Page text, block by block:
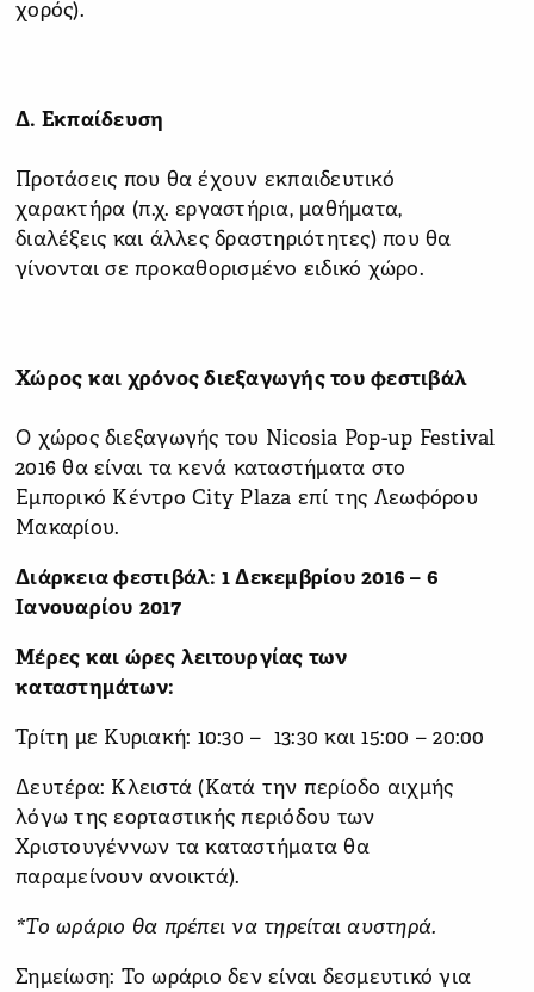
χορός).
Δ. Εκπαίδευση
Προτάσεις που θα έχουν εκπαιδευτικό
χαρακτήρα (π.χ. εργαστήρια, μαθήματα,
διαλέξεις και άλλες δραστηριότητες) που θα
γίνονται σε προκαθορισμένο ειδικό χώρο.
Χώρος και χρόνος διεξαγωγής του φεστιβάλ
Ο χώρος διεξαγωγής του Nicosia Pop-up Festival
2016 θα είναι τα κενά καταστήματα στο
Εμπορικό Κέντρο City Plaza επί της Λεωφόρου
Μακαρίου.
Διάρκεια φεστιβάλ: 1 Δεκεμβρίου 2016 – 6
Ιανουαρίου 2017
Μέρες και ώρες λειτουργίας των
καταστημάτων:
Τρίτη με Κυριακή: 10:30 – 13:30 και 15:00 – 20:00
Δευτέρα: Κλειστά (Κατά την περίοδο αιχμής
λόγω της εορταστικής περιόδου των
Χριστουγέννων τα καταστήματα θα
παραμείνουν ανοικτά).
*Το ωράριο θα πρέπει να τηρείται αυστηρά.
Σημείωση: Το ωράριο δεν είναι δεσμευτικό για